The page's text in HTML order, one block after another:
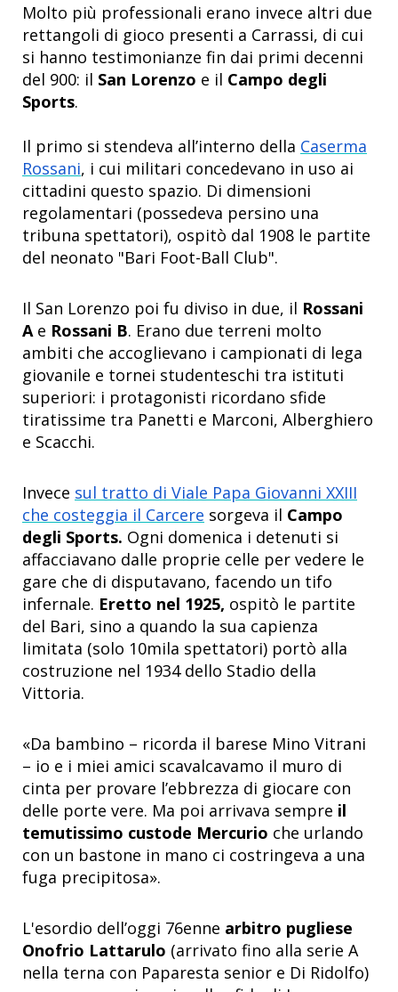
Molto più professionali erano invece altri due
rettangoli di gioco presenti a Carrassi, di cui
si hanno testimonianze fin dai primi decenni
del 900: il San Lorenzo e il Campo degli
Sports.
Il primo si stendeva all’interno della Caserma
Rossani, i cui militari concedevano in uso ai
cittadini questo spazio. Di dimensioni
regolamentari (possedeva persino una
tribuna spettatori), ospitò dal 1908 le partite
del neonato "Bari Foot-Ball Club".
Il San Lorenzo poi fu diviso in due, il Rossani
A e Rossani B. Erano due terreni molto
ambiti che accoglievano i campionati di lega
giovanile e tornei studenteschi tra istituti
superiori: i protagonisti ricordano sfide
tiratissime tra Panetti e Marconi, Alberghiero
e Scacchi.
Invece sul tratto di Viale Papa Giovanni XXIII
che costeggia il Carcere sorgeva il Campo
degli Sports. Ogni domenica i detenuti si
affacciavano dalle proprie celle per vedere le
gare che di disputavano, facendo un tifo
infernale. Eretto nel 1925, ospitò le partite
del Bari, sino a quando la sua capienza
limitata (solo 10mila spettatori) portò alla
costruzione nel 1934 dello Stadio della
Vittoria.
«Da bambino – ricorda il barese Mino Vitrani
– io e i miei amici scavalcavamo il muro di
cinta per provare l’ebbrezza di giocare con
delle porte vere. Ma poi arrivava sempre il
temutissimo custode Mercurio che urlando
con un bastone in mano ci costringeva a una
fuga precipitosa».
L'esordio dell’oggi 76enne arbitro pugliese
Onofrio Lattarulo (arrivato fino alla serie A
nella terna con Paparesta senior e Di Ridolfo)